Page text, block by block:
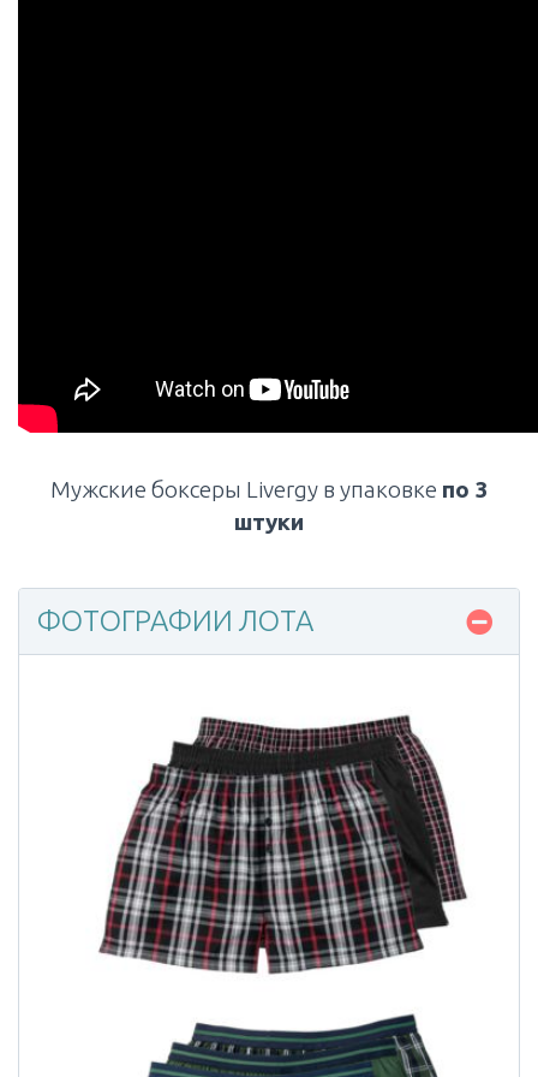
Мужские боксеры Livergy в упаковке по 3
штуки
ФОТОГРАФИИ ЛОТА